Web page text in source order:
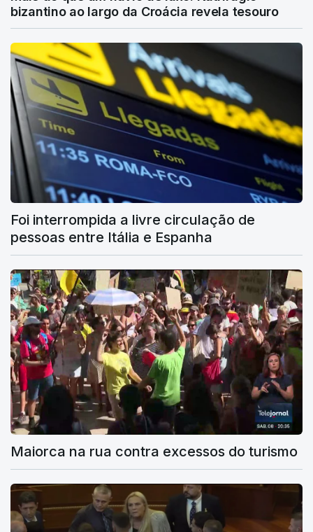
bizantino ao largo da Croácia revela tesouro
Foi interrompida a livre circulação de
pessoas entre Itália e Espanha
Maiorca na rua contra excessos do turismo